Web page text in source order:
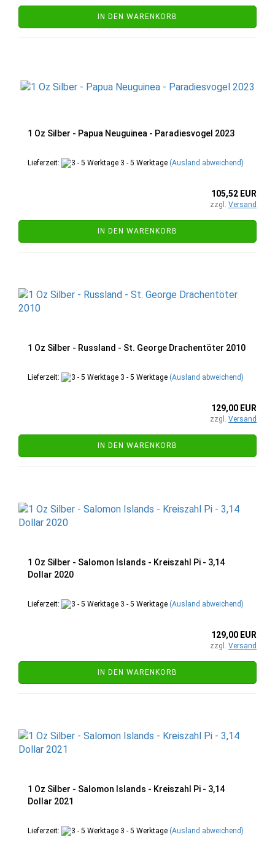
IN DEN WARENKORB
1 Oz Silber - Papua Neuguinea - Paradiesvogel 2023
Lieferzeit: 3 - 5 Werktage (Ausland abweichend)
105,52 EUR
zzgl. Versand
IN DEN WARENKORB
1 Oz Silber - Russland - St. George Drachentöter 2010
Lieferzeit: 3 - 5 Werktage (Ausland abweichend)
129,00 EUR
zzgl. Versand
IN DEN WARENKORB
1 Oz Silber - Salomon Islands - Kreiszahl Pi - 3,14
Dollar 2020
Lieferzeit: 3 - 5 Werktage (Ausland abweichend)
129,00 EUR
zzgl. Versand
IN DEN WARENKORB
1 Oz Silber - Salomon Islands - Kreiszahl Pi - 3,14
Dollar 2021
Lieferzeit: 3 - 5 Werktage (Ausland abweichend)